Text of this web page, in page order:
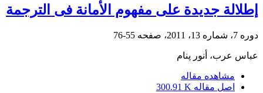
إطلالة جدیدة على مفهوم الأمانة فی الترجمة
دوره 7، شماره 13، 2011، صفحه 55-76
عباس عرب، أنور پنام
مشاهده مقاله
اصل مقاله 300.91 K